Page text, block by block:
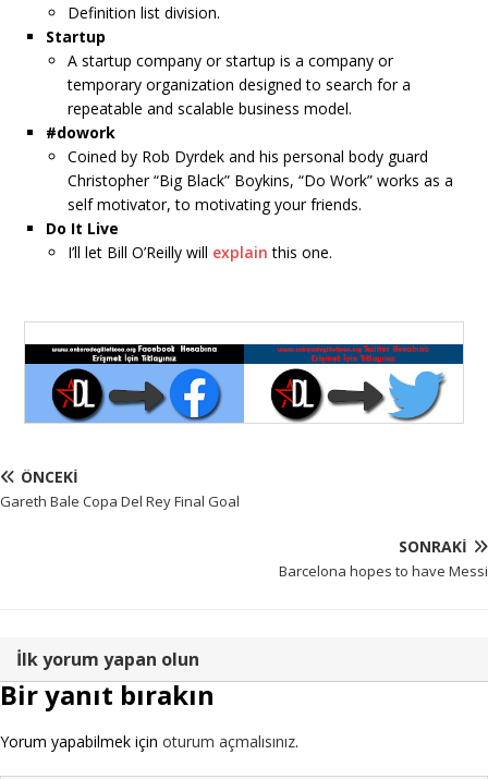
Definition list division.
Startup
A startup company or startup is a company or
temporary organization designed to search for a
repeatable and scalable business model.
#dowork
Coined by Rob Dyrdek and his personal body guard
Christopher “Big Black” Boykins, “Do Work” works as a
self motivator, to motivating your friends.
Do It Live
I’ll let Bill O’Reilly will explain this one.
ÖNCEKI
Gareth Bale Copa Del Rey Final Goal
SONRAKI
Barcelona hopes to have Messi
İlk yorum yapan olun
Bir yanıt bırakın
Yorum yapabilmek için oturum açmalısınız.